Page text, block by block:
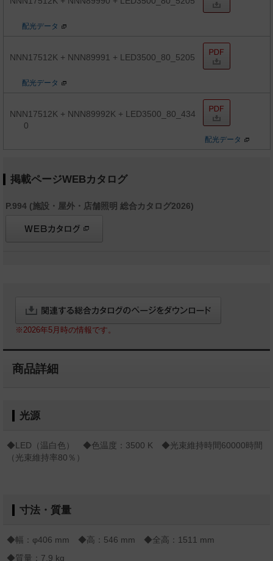
配光データ
NNN17512K + NNN89991 + LED3500_80_5205
配光データ
NNN17512K + NNN89992K + LED3500_80_434
0
配光データ
掲載ページWEBカタログ
P.994 (施設・屋外・店舗照明 総合カタログ2026)
※2026年5月時の情報です。
商品詳細
光源
◆LED（温白色） ◆色温度：3500 K ◆光束維持時間60000時間
（光束維持率80％）
寸法・質量
◆幅：φ406 mm ◆高：546 mm ◆全高：1511 mm
◆質量：7.9 kg